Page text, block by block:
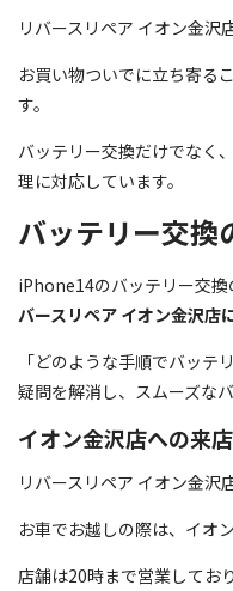
リバースリペア イオン金沢店
お買い物ついでに立ち寄る
す。
バッテリー交換だけでなく
理に対応しています。
バッテリー交換
iPhone14のバッテリー交換
バースリペア イオン金沢店
「どのような手順でバッテ
疑問を解消し、スムーズな
イオン金沢店への来店
リバースリペア イオン金沢
お車でお越しの際は、イオ
店舗は20時まで営業してお